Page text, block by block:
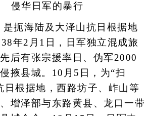
华日军的暴行
海陆及大泽山抗日根据地
年2月1日，日军独立混成旅
后有张宗援率日、伪军2000
掖县城。10月5日，为“扫
日根据地，西路坊子、岞山等
增泽部与东路黄县、龙口一带